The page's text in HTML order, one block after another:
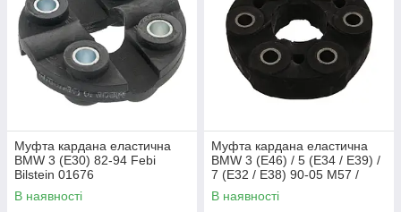
Муфта кардана еластична
BMW 3 (E30) 82-94 Febi
Bilstein 01676
В наявності
Муфта кардана еластична
BMW 3 (E46) / 5 (E34 / E39) /
7 (E32 / E38) 90-05 M57 /
M60 / M62 / M73 Febi Bilstein
04146
В наявності